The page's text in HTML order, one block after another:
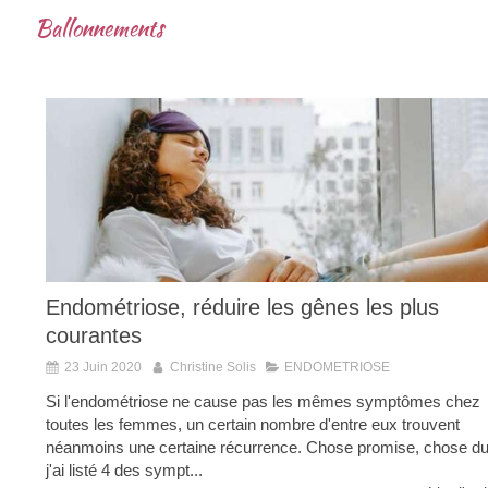
Ballonnements
Endométriose, réduire les gênes les plus
courantes
23 Juin 2020 Christine Solis ENDOMETRIOSE
Si l'endométriose ne cause pas les mêmes symptômes chez
toutes les femmes, un certain nombre d'entre eux trouvent
néanmoins une certaine récurrence. Chose promise, chose
j'ai listé 4 des sympt...